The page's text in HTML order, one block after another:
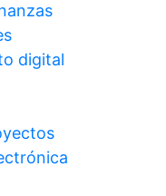
digital